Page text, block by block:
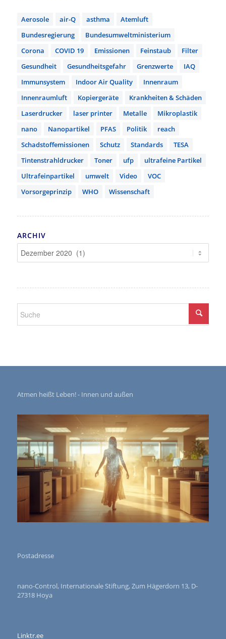
Aerosole air-Q asthma
Atemluft
Bundesregierung
Bundesumweltministerium
Corona
COVID 19 Emissionen Feinstaub
Filter
Gesundheit
Gesundheitsgefahr Grenzwerte
IAQ
Immunsystem
Indoor Air Quality
Innenraum
Innenraumluft
Kopiergeräte
Krankheiten & Schäden
Laserdrucker
laser printer Metalle
Mikroplastik
nano
Nanopartikel PFAS Politik
reach
Schadstoffemissionen
Schutz Standards
TESA
Tintenstrahldrucker
Toner ufp
ultrafeine Partikel
Ultrafeinpartikel
umwelt Video
VOC
Vorsorgeprinzip
WHO Wissenschaft
ARCHIV
Atmen heißt Leben! - Innen und außen
Postadresse
nano-Control, Internationale Stiftung, Zum Hägerdorn 13, D-
27318 Hoya
Linktr.ee